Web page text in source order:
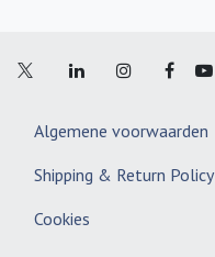
Algemene voorwaarden
Shipping & Return Policy
Cookies